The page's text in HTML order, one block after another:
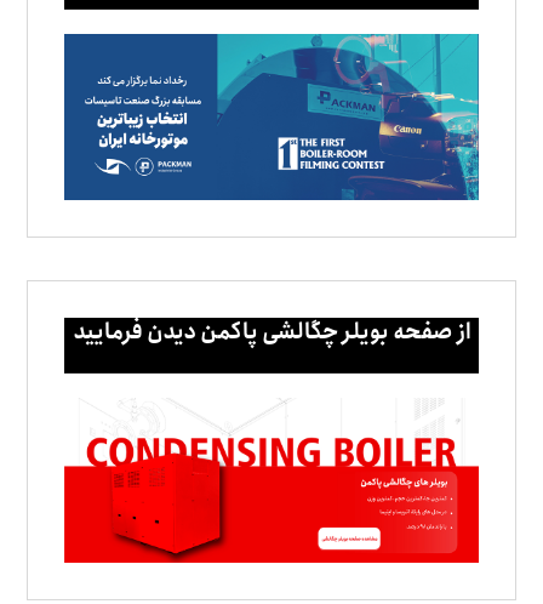
از صفحه بویلر چگالشی پاکمن دیدن فرمایید